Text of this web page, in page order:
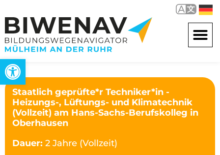
Open toolbar
Staatlich geprüfte*r Techniker*in -
Heizungs-, Lüftungs- und Klimatechnik
(Vollzeit) am Hans-Sachs-Berufskolleg in
Oberhausen
Dauer: 2 Jahre (Vollzeit)